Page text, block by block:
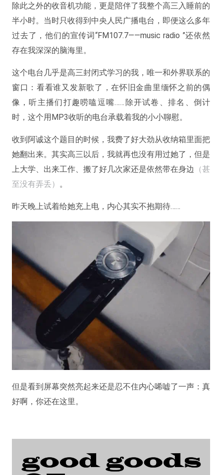
除此之外的收音机功能，更是陪伴了我整个高三入睡前的
半小时。当时只收得到中央人民广播电台，即便这么多年
过去了，他们的宣传词“FM107.7——music radio ”还依然
存在我深深的脑海里。
这个电台几乎是高三封闭式学习的我，唯一和外界联系的
窗口 ：看看谁又发新歌了，在怀旧金曲里缅怀之前的偶
像，听主播们打趣唠嗑逗嘴……除开试卷、排名、倒计
时，这个用MP3收听的电台承载着我的小小聊慰。
收到阿诚这个题目的时候，我费了好大劲从收纳箱里面把
她翻出来。其实高三以后，我就再也没有用过她了，但是
上大学、出来工作、搬了好几次家还是依然带在身边
（甚
至没有弄丢）
。
昨天晚上试着给她充上电，内心其实不抱期待……
但是看到屏幕突然亮起来还是忍不住内心唏嘘了一声：真
好啊，你还在这里。